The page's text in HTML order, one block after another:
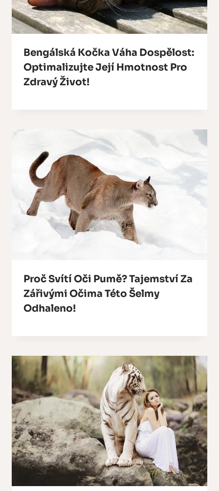
Bengálská Kočka Váha Dospělost:
Optimalizujte Její Hmotnost Pro
Zdravý Život!
Proč Svítí Oči Pumě? Tajemství Za
Zářivými Očima Této Šelmy
Odhaleno!